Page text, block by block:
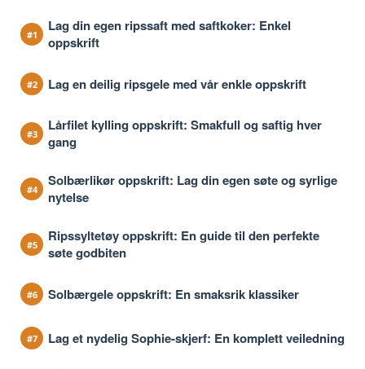
Lag din egen ripssaft med saftkoker: Enkel
oppskrift
Lag en deilig ripsgele med vår enkle oppskrift
Lårfilet kylling oppskrift: Smakfull og saftig hver
gang
Solbærlikør oppskrift: Lag din egen søte og syrlige
nytelse
Ripssyltetøy oppskrift: En guide til den perfekte
søte godbiten
Solbærgele oppskrift: En smaksrik klassiker
Lag et nydelig Sophie-skjerf: En komplett veiledning